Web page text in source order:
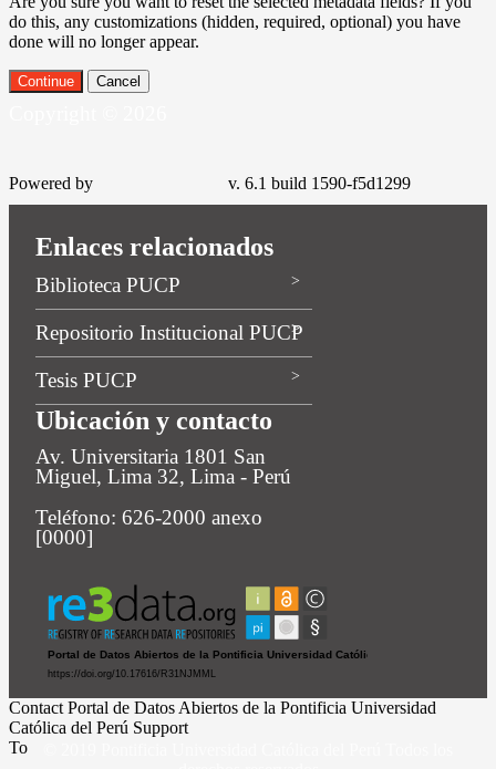
do this, any customizations (hidden, required, optional) you have
done will no longer appear.
Continue Cancel
Powered by v. 6.1 build 1590-f5d1299
Enlaces relacionados
Biblioteca PUCP
Repositorio Institucional PUCP
Tesis PUCP
Ubicación y contacto
Av. Universitaria 1801 San
Miguel, Lima 32, Lima - Perú
Teléfono: 626-2000 anexo
[0000]
Contact Portal de Datos Abiertos de la Pontificia Universidad
Católica del Perú Support
To